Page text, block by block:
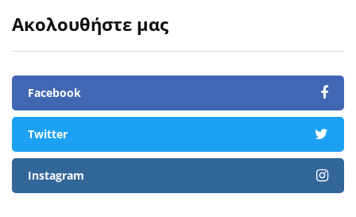
Ακολουθήστε μας
Facebook
Twitter
Instagram